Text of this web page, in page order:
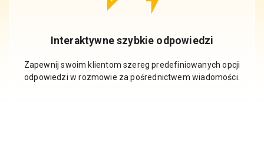
Interaktywne szybkie odpowiedzi
Zapewnij swoim klientom szereg predefiniowanych opcji
odpowiedzi w rozmowie za pośrednictwem wiadomości.